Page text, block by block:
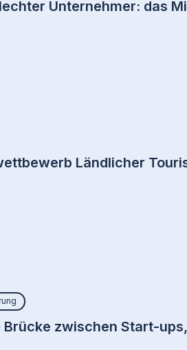
Unternehmer: das
Ländlicher
Brücke zwischen Start-